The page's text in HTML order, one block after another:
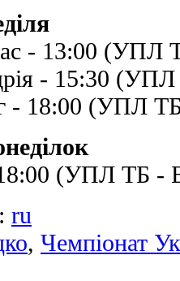
- 13:00 (УПЛ
- 15:30 (УПЛ
- 18:00 (УПЛ
(УПЛ ТБ -
ru
, Чемпіонат